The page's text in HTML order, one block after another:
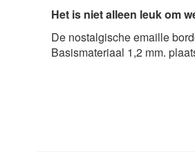
Het is niet alleen leuk om
De nostalgische emaille
Basismateriaal 1,2 mm.